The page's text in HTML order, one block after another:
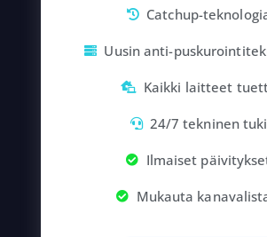
Catchup-
Uusin anti-
Kaikki laitteet
24/7 tekninen tuki
Ilmaiset
Mukauta